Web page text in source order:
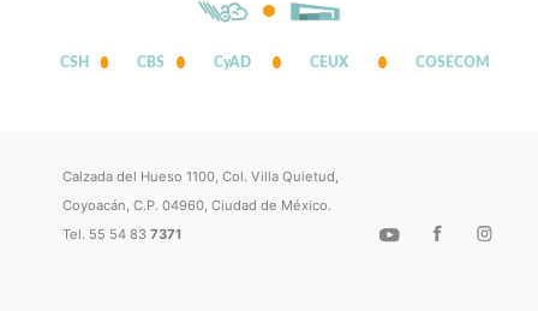
CSH CBS CyAD CEUX COSECOM
Calzada del Hueso 1100, Col. Villa Quietud,
Coyoacán, C.P. 04960, Ciudad de México.
Tel. 55 54 837371